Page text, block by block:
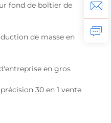
fond de boîtier de
de masse en
en gros
30 en 1 vente